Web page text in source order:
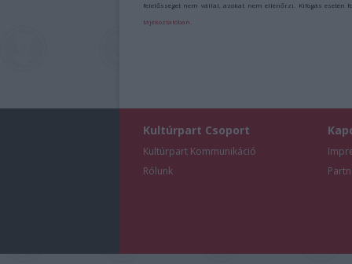
felelősséget nem vállal, azokat nem ellenőrzi. Kifogás esetén
tájékoztatóban
Kultúrpart Csoport
Kultúrpart Kommunikáció
Rólunk